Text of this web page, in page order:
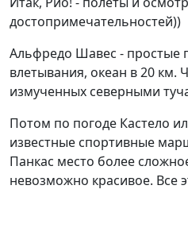
достопримечательностей))
Альфредо Шавес - простые
влетывания, океан в 20 км.
измученных северными
Потом по погоде Кастело
известные спортивные
Панкас место более
невозможно красивое. Все